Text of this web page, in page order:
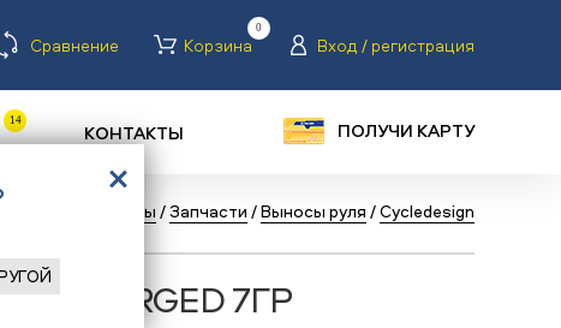
Сравнение Корзина
0
Вход / регистрация
14 КОНТАКТЫ ПОЛУЧИ КАРТУ
Велосипеды /Запчасти /Выносы руля /Cycledesign
FORGED 7ГР